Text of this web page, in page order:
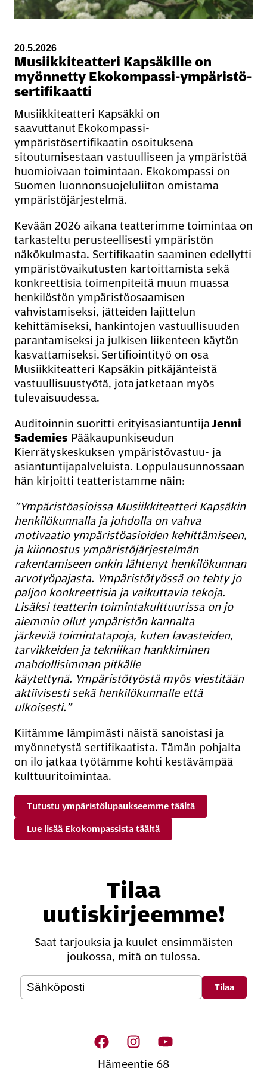
20.5.2026
Musiik­ki­teat­te­ri Kap­sä­kil­le on
myön­net­ty Ekokom­pas­si-ym­pä­ris­tö­
ser­ti­fi­kaat­ti
Musiikkiteatteri Kapsäkki on
saavuttanut Ekokompassi-
ympäristösertifikaatin osoituksena
sitoutumisestaan vastuulliseen ja ympäristöä
huomioivaan toimintaan. Ekokompassi on
Suomen luonnonsuojeluliiton omistama
ympäristöjärjestelmä.
Kevään 2026 aikana teatterimme toimintaa on
tarkasteltu perusteellisesti ympäristön
näkökulmasta. Sertifikaatin saaminen edellytti
ympäristövaikutusten kartoittamista sekä
konkreettisia toimenpiteitä muun muassa
henkilöstön ympäristöosaamisen
vahvistamiseksi, jätteiden lajittelun
kehittämiseksi, hankintojen vastuullisuuden
parantamiseksi ja julkisen liikenteen käytön
kasvattamiseksi. Sertifiointityö on osa
Musiikkiteatteri Kapsäkin pitkäjänteistä
vastuullisuustyötä, jota jatketaan myös
tulevaisuudessa.
Auditoinnin suoritti erityisasiantuntijaJenni
Sademies Pääkaupunkiseudun
Kierrätyskeskuksen ympäristövastuu- ja
asiantuntijapalveluista. Loppulausunnossaan
hän kirjoitti teatteristamme näin:
”Ympäristöasioissa Musiikkiteatteri Kapsäkin
henkilökunnalla ja johdolla on vahva
motivaatio ympäristöasioiden kehittämiseen,
ja kiinnostus ympäristöjärjestelmän
rakentamiseen onkin lähtenyt henkilökunnan
arvotyöpajasta. Ympäristötyössä on tehty jo
paljon konkreettisia ja vaikuttavia tekoja.
Lisäksi teatterin toimintakulttuurissa on jo
aiemmin ollut ympäristön kannalta
järkeviä toimintatapoja, kuten lavasteiden,
tarvikkeiden ja tekniikan hankkiminen
mahdollisimman pitkälle
käytettynä. Ympäristötyöstä myös viestitään
aktiivisesti sekä henkilökunnalle että
ulkoisesti.”
Kiitämme lämpimästi näistä sanoistasi ja
myönnetystä sertifikaatista. Tämän pohjalta
on ilo jatkaa työtämme kohti kestävämpää
kulttuuritoimintaa.
Tutustu ympäristölupaukseemme täältä
Lue lisää Ekokompassista täältä
Tilaa
uutiskirjeemme!
Saat tarjouksia ja kuulet ensimmäisten
joukossa, mitä on tulossa.
Oheis­si­säl­lön na­vi­goin­ti
Hämeentie 68